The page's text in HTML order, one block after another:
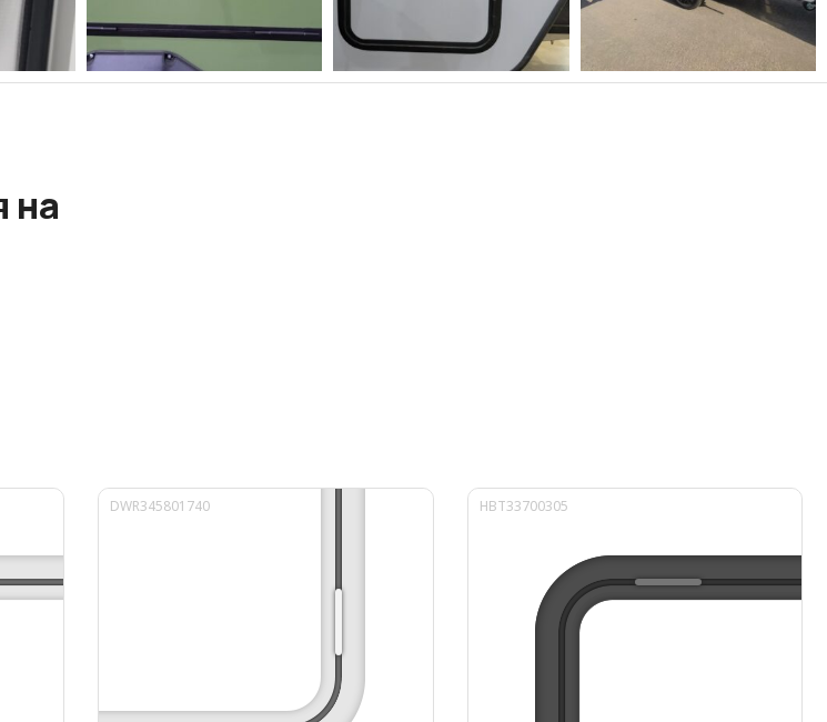
на
DWR345801740 HBT33700305